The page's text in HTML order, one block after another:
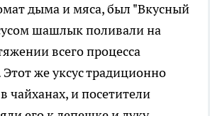
дыма и мяса, был "Вкусный
шашлык поливали на
всего процесса
же уксус традиционно
чайханах, и посетители